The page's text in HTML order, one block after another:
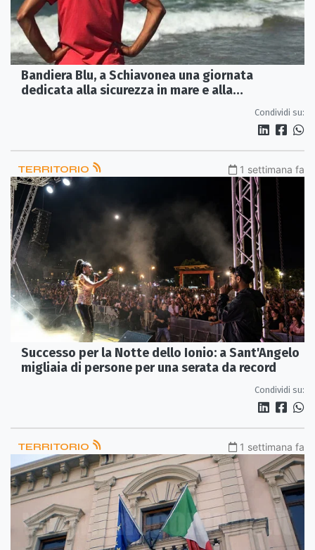
Bandiera Blu, a Schiavonea una giornata
dedicata alla sicurezza in mare e alla
Condividi su:
TERRITORIO 1 settimana fa
Successo per la Notte dello Ionio: a Sant'Angelo
migliaia di persone per una serata da record
Condividi su:
TERRITORIO 1 settimana fa